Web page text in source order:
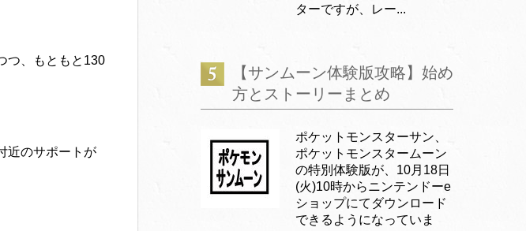
つ、もともと130
近のサポートが
ターですが、レー...
【サンムーン体験版攻略】始め
方とストーリーまとめ
ポケットモンスターサン、
ポケットモンスタームーン
の特別体験版が、10月18日
(火)10時からニンテンドーe
ショップにてダウンロード
できるようになっていま